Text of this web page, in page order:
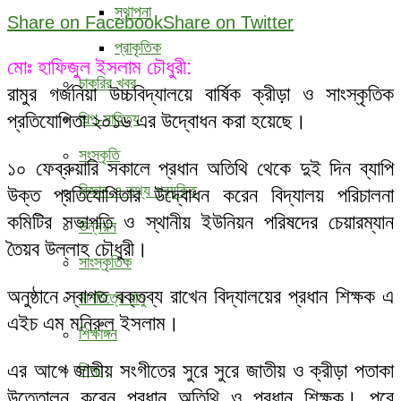
স্থাপনা
প্রাকৃতিক
চাকরির খবর
শিল্প-সাহিত্য
সংস্কৃতি
বিজ্ঞান ও তথ্য প্রযুক্তি
উন্নয়ন
সাংস্কৃতিক
মানচিত্রে রামু
শিক্ষাঙ্গন
শিক্ষা
Share on FacebookShare on Twitter
মোঃ হাফিজুল ইসলাম চৌধুরী:
রামুর গর্জনিয়া উচ্চবিদ্যালয়ে বার্ষিক ক্রীড়া ও সাংস্কৃতিক
প্রতিযোগিতা ২০১৬ এর উদ্বোধন করা হয়েছে।
১০ ফেব্রুয়ারি সকালে প্রধান অতিথি থেকে দুই দিন ব্যাপি
উক্ত প্রতিযোগিতার উদ্বোধন করেন বিদ্যালয় পরিচালনা
কমিটির সভাপতি ও স্থানীয় ইউনিয়ন পরিষদের চেয়ারম্যান
তৈয়ব উল্লাহ চৌধুরী।
অনুষ্ঠানে স্বাগত বক্তব্য রাখেন বিদ্যালয়ের প্রধান শিক্ষক এ
এইচ এম মনিরুল ইসলাম।
এর আগে জাতীয় সংগীতের সুরে সুরে জাতীয় ও ক্রীড়া পতাকা